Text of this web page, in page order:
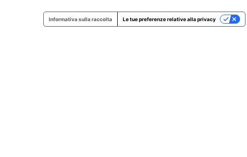
Informativa sulla raccolta Le tue preferenze relative alla privacy